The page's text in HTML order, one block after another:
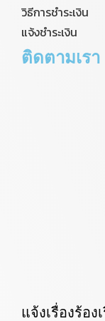
วิธีการชำระเงิน
แจ้งชำระเงิน
ติดตามเรา
แจ้งเรื่องร้อง